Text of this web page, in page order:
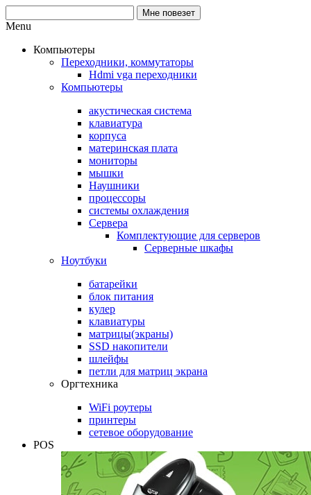
Menu
Компьютеры
Переходники, коммутаторы
Hdmi vga переходники
Компьютеры
акустическая система
клавиатура
корпуса
материнская плата
мониторы
мышки
Наушники
процессоры
системы охлаждения
Сервера
Комплектующие для серверов
Серверные шкафы
Ноутбуки
батарейки
блок питания
кулер
клавиатуры
матрицы(экраны)
SSD накопители
шлейфы
петли для матриц экрана
Оргтехника
WiFi роутеры
принтеры
сетевое оборудование
POS